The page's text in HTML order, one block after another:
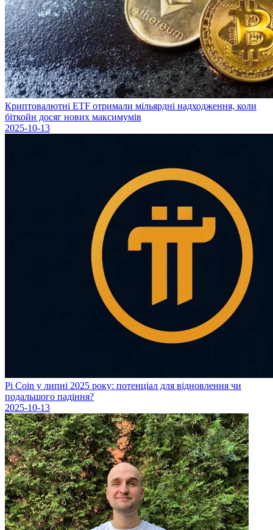
Криптовалютні ETF отримали мільярдні надходження, коли
біткойн досяг нових максимумів
2025-10-13
Pi Coin у липні 2025 року: потенціал для відновлення чи
подальшого падіння?
2025-10-13